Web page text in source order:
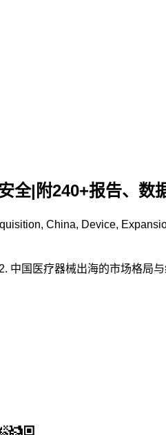
全|附240+报告、数
, China, Device,
中国医疗器械出海的市场格